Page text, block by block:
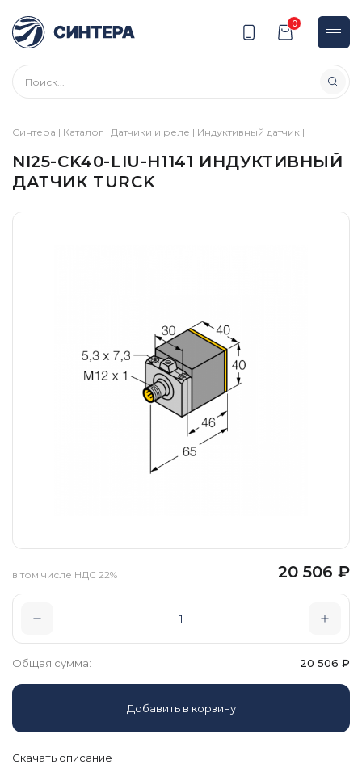
0
Синтера | Каталог | Датчики и реле | Индуктивный датчик |
NI25-CK40-LIU-H1141 ИНДУКТИВНЫЙ
ДАТЧИК TURCK
20 506 ₽
в том числе НДС 22%
Общая сумма: 20 506 ₽
Добавить в корзину
Скачать описание